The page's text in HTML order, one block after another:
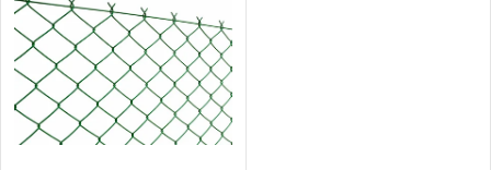
t
ů
t
ů